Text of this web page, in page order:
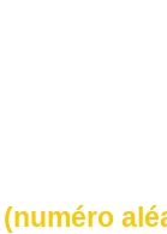
(numéro